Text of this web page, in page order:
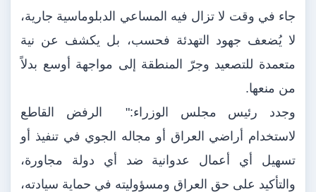
جاء في وقت لا تزال فيه المساعي الدبلوماسية جارية،
لا يُضعف جهود التهدئة فحسب، بل يكشف عن نية
متعمدة للتصعيد وجرّ المنطقة إلى مواجهة أوسع بدلاً
من منعها.
وجدد رئيس مجلس الوزراء:" الرفض القاطع
لاستخدام أراضي العراق أو مجاله الجوي في تنفيذ أو
تسهيل أي أعمال عدوانية ضد أي دولة مجاورة،
والتأكيد على حق العراق ومسؤوليته في حماية سيادته،